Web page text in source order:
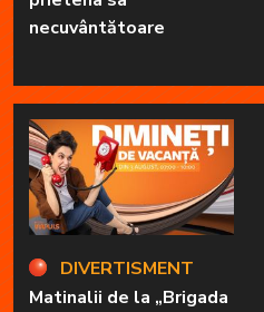
necuvântătoare
DIVERTISMENT
Matinalii de la „Brigada